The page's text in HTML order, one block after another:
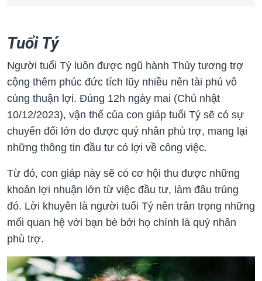
Tuổi Tý
Người tuổi Tý luôn được ngũ hành Thủy tương trợ
cộng thêm phúc đức tích lũy nhiều nên tài phú vô
cùng thuận lợi. Đúng 12h ngày mai (Chủ nhật
10/12/2023), vận thế của con giáp tuổi Tý sẽ có sự
chuyển đổi lớn do được quý nhân phù trợ, mang lại
những thông tin đầu tư có lợi về công việc.
Từ đó, con giáp này sẽ có cơ hội thu được những
khoản lợi nhuận lớn từ việc đầu tư, làm đâu trúng
đó. Lời khuyên là người tuổi Tý nên trân trọng những
mối quan hệ với bạn bè bởi họ chính là quý nhân
phù trợ.